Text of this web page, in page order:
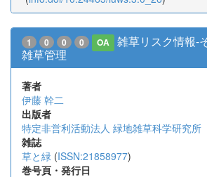
1 0 0 0 OA
雑草リスク情報-
雑草管理
著者
伊藤 幹二
出版者
特定非営利活動法人 緑地雑草科学研究所
雑誌
草と緑 (ISSN:21858977)
巻号頁・発行日